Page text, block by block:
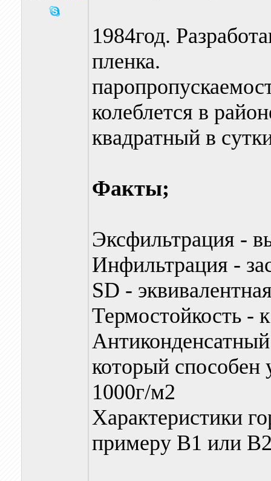
1984год.
пленка.
колеблется в
квадратный в
Факты;
Эксфильтрация -
Инфильтрация -
SD -
Термостойкость -
который способен
1000г/м2
Характеристики
примеру В1 или